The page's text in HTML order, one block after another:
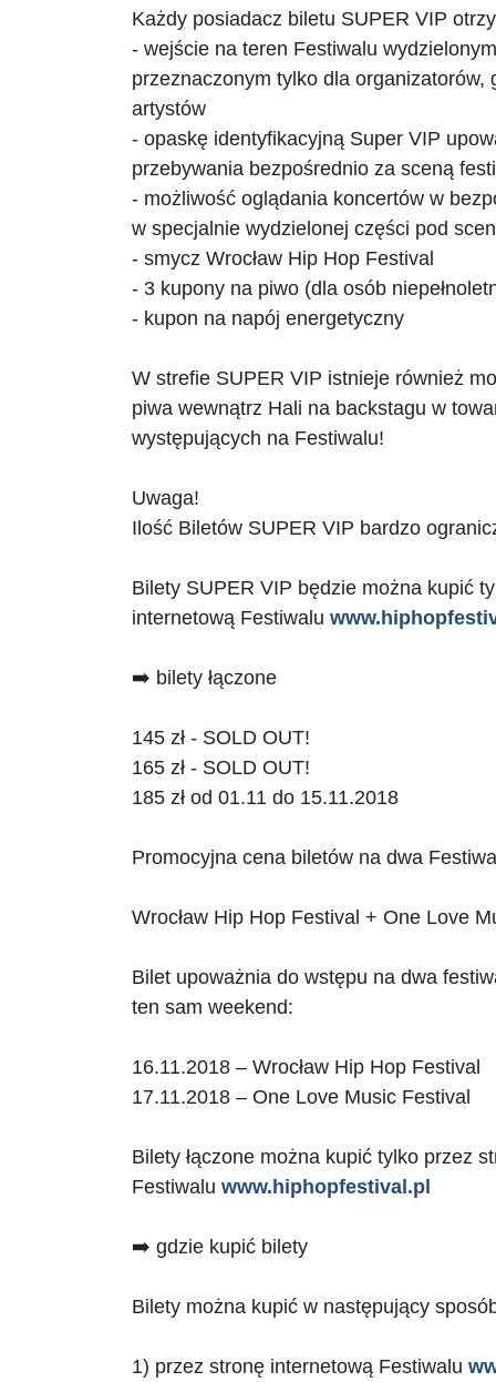
Każdy posiadacz biletu SUPER VIP
- wejście na teren Festiwalu
przeznaczonym tylko dla organizatorów,
artystów
- opaskę identyfikacyjną Super VIP
przebywania bezpośrednio za sceną
- możliwość oglądania koncertów w
w specjalnie wydzielonej części pod
- smycz Wrocław Hip Hop Festival
- 3 kupony na piwo (dla osób
- kupon na napój energetyczny
W strefie SUPER VIP istnieje również
piwa wewnątrz Hali na backstagu w
występujących na Festiwalu!
Uwaga!
Ilość Biletów SUPER VIP bardzo
Bilety SUPER VIP będzie można kupić
internetową Festiwalu
➡️ bilety łączone
145 zł - SOLD OUT!
165 zł - SOLD OUT!
185 zł od 01.11 do 15.11.2018
Promocyjna cena biletów na dwa
Wrocław Hip Hop Festival + One Love
Bilet upoważnia do wstępu na dwa
ten sam weekend:
16.11.2018 – Wrocław Hip Hop Festival
17.11.2018 – One Love Music Festival
Bilety łączone można kupić tylko przez
Festiwalu www.hiphopfestival.pl
➡️ gdzie kupić bilety
Bilety można kupić w następujący
1) przez stronę internetową Festiwalu